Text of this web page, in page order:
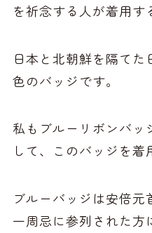
を祈念する人が着用す
日本と北朝鮮を隔て
色のバッジです。
私もブルーリボンバッ
して、このバッジを着
ブルーバッジは安倍元
一周忌に参列された方